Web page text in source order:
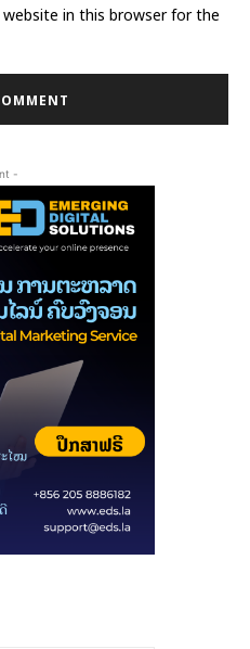
in this browser for the
-